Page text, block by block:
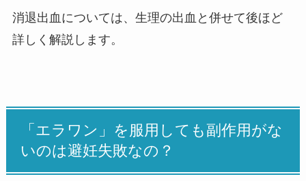
消退出血については、生理の出血と併せて後ほど
詳しく解説します。
「エラワン」を服用しても副作用がな
いのは避妊失敗なの？